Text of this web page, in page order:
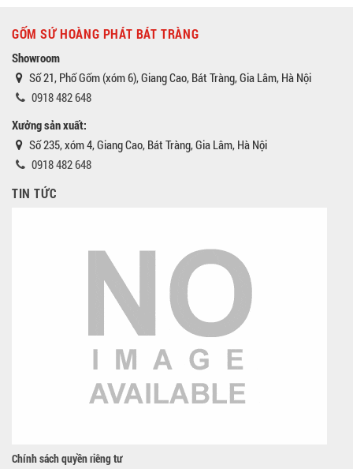
GỐM SỨ HOÀNG PHÁT BÁT TRÀNG
Showroom
Số 21, Phố Gốm (xóm 6), Giang Cao, Bát Tràng, Gia Lâm, Hà Nội
0918 482 648
Xưởng sản xuất:
Số 235, xóm 4, Giang Cao, Bát Tràng, Gia Lâm, Hà Nội
0918 482 648
TIN TỨC
Chính sách quyền riêng tư